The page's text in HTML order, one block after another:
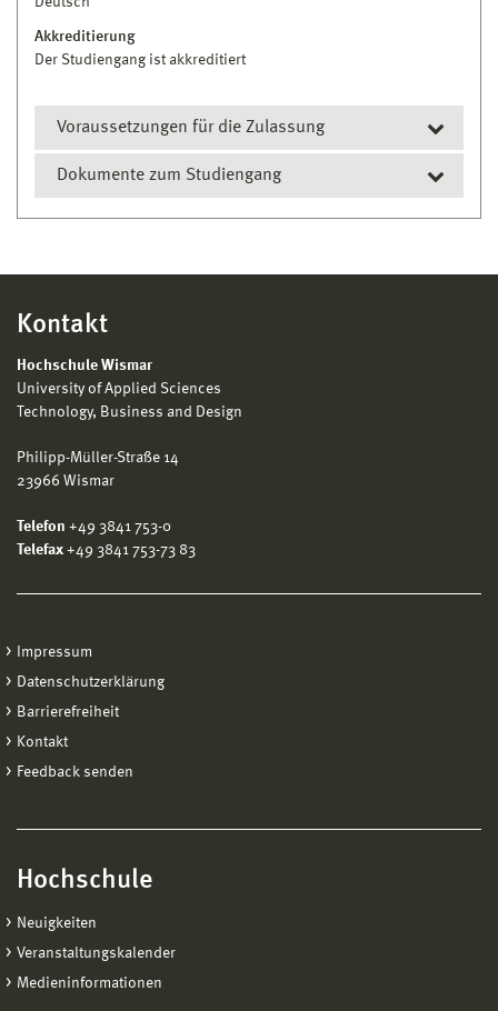
Akkreditierung
Der Studiengang ist akkreditiert
Voraussetzungen für die Zulassung
Nachweis des Abschlusses einer anderen
Vorpommern als gleichwertig anerkannt wird
oder
Bestehen einer Zugangsprüfung (für Bewerber
nach mindestens zweijähriger Berufsausbildung
und mindestens dreijähriger beruflicher
unmittelbaren Sachzusammenhang zum
Bestehen einer Prüfung als Abschluss einer
Fortbildung zum Meister/ Meisterin nach dem
Dokumente zum Studiengang
Modulhandbuch
Kontakt
Hochschule Wismar
University of Applied Sciences
Technology, Business and Design
Philipp-Müller-Straße 14
23966 Wismar
Telefon +49 3841 753-0
Telefax +49 3841 753-73 83
Impressum
Datenschutzerklärung
Barrierefreiheit
Kontakt
Feedback senden
Hochschule
Neuigkeiten
Veranstaltungskalender
Medieninformationen